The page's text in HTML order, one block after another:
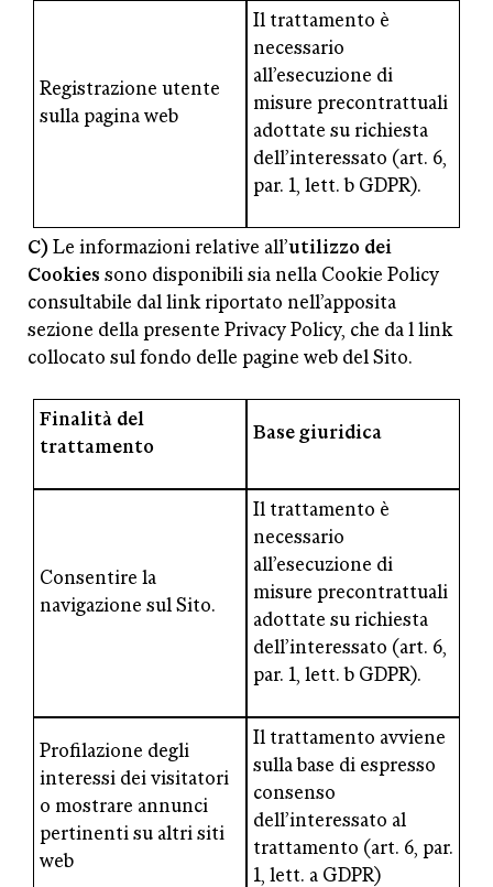
Registrazione utente
sulla pagina web
Il trattamento è
necessario
all’esecuzione di
misure precontrattuali
adottate su richiesta
dell’interessato (art. 6,
par. 1, lett. b GDPR).
C) Le informazioni relative all’utilizzo dei
Cookies sono disponibili sia nella Cookie Policy
consultabile dal link riportato nell’apposita
sezione della presente Privacy Policy, che da l link
collocato sul fondo delle pagine web del Sito.
Finalità del
trattamento
Base giuridica
Consentire la
navigazione sul Sito.
Il trattamento è
necessario
all’esecuzione di
misure precontrattuali
adottate su richiesta
dell’interessato (art. 6,
par. 1, lett. b GDPR).
Profilazione degli
interessi dei visitatori
o mostrare annunci
pertinenti su altri siti
web
Il trattamento avviene
sulla base di espresso
consenso
dell’interessato al
trattamento (art. 6, par.
1, lett. a GDPR)